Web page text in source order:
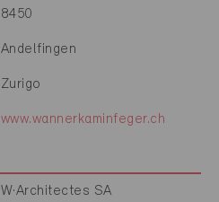
8450
Andelfingen
Zurigo
www.wannerkaminfeger.ch
W·Architectes SA